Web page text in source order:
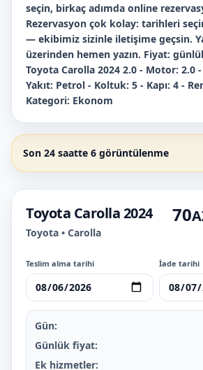
seçin, birkaç adımda online
Rezervasyon çok kolay: tarihleri
— ekibimiz sizinle iletişime geçsin.
üzerinden hemen yazın. Fiyat:
Toyota Carolla 2024 2.0 - Motor: 2.0
Yakıt: Petrol - Koltuk: 5 - Kapı: 4 -
Kategori: Ekonom
Son 24 saatte 6 görüntülenme
Toyota Carolla 2024
Toyota • Carolla
70
Teslim alma tarihi İade tarihi
Gün:
Günlük fiyat:
Ek hizmetler: